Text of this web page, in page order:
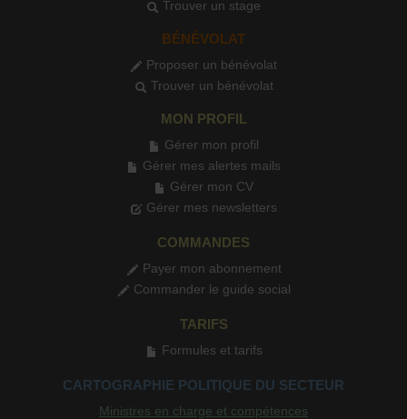
Trouver un stage
BÉNÉVOLAT
Proposer un bénévolat
Trouver un bénévolat
MON PROFIL
Gérer mon profil
Gérer mes alertes mails
Gérer mon CV
Gérer mes newsletters
COMMANDES
Payer mon abonnement
Commander le guide social
TARIFS
Formules et tarifs
CARTOGRAPHIE POLITIQUE DU SECTEUR
Ministres en charge et compétences